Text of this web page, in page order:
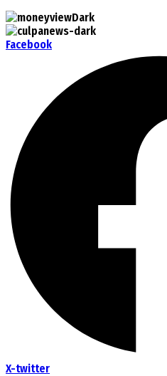
Facebook
X-twitter